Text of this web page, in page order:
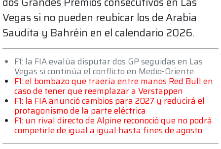
Vegas si no pueden reubicar los de Arabia
Saudita y Bahréin en el calendario 2026.
F1: la FIA evalúa disputar dos GP seguidas en Las
Vegas si continúa el conflicto en Medio-Oriente
F1: el bombazo que traería entre manos Red Bull en
caso de tener que reemplazar a Verstappen
F1: la FIA anunció cambios para 2027 y reducirá el
protagonismo de la parte eléctrica
F1: un rival directo de Alpine reconoció que no podrá
competirle de igual a igual hasta fines de agosto